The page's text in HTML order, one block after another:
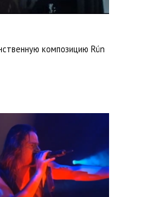
композицию Rún